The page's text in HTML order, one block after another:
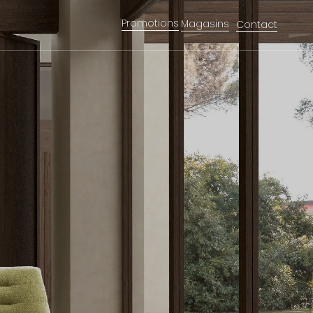
Contact
Magasins
Promotions